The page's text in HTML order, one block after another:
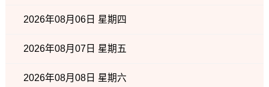
2026年08月06日 星期四
2026年08月07日 星期五
2026年08月08日 星期六